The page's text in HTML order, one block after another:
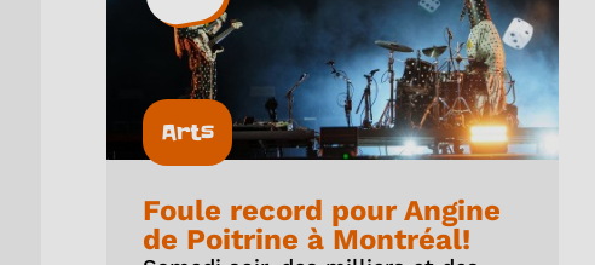
Arts
Foule record pour Angine
de Poitrine à Montréal!